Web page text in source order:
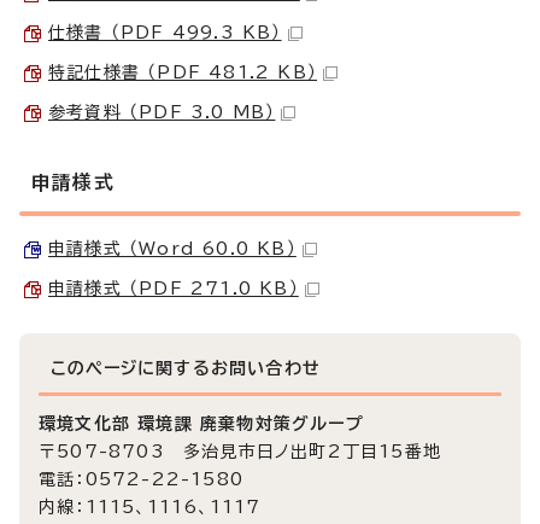
仕様書 （PDF 499.3 KB）
特記仕様書 （PDF 481.2 KB）
参考資料 （PDF 3.0 MB）
申請様式
申請様式 （Word 60.0 KB）
申請様式 （PDF 271.0 KB）
このページに関する お問い合わせ
環境文化部 環境課 廃棄物対策グループ
〒507-8703 多治見市日ノ出町2丁目15番地
電話：0572-22-1580
内線：1115、1116、1117